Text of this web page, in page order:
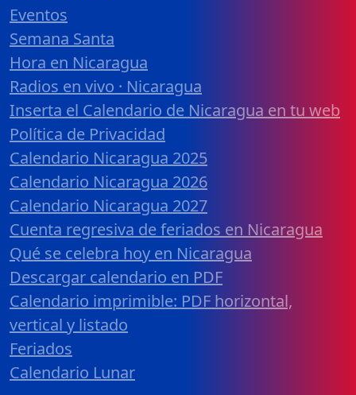
Eventos
Semana Santa
Hora en Nicaragua
Radios en vivo · Nicaragua
Inserta el Calendario de Nicaragua en tu web
Política de Privacidad
Calendario Nicaragua 2025
Calendario Nicaragua 2026
Calendario Nicaragua 2027
Cuenta regresiva de feriados en Nicaragua
Qué se celebra hoy en Nicaragua
Descargar calendario en PDF
Calendario imprimible: PDF horizontal,
vertical y listado
Feriados
Calendario Lunar